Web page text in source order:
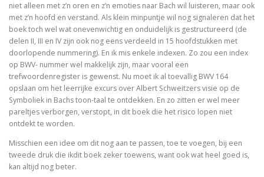
Dingen die verborgen waren
De omweg naar Santiago
Alkibiades
De schepping van de wereld
Luther de biografie
Holy Ignorance (La sainte ignorance)
niet alleen met z’n oren en z’n emoties naar Bach wil luisteren, maar ook
met z’n hoofd en verstand. Als klein minpuntje wil nog signaleren dat het
boek toch wel wat onevenwichtig en onduidelijk is gestructureerd (de
delen II, III en IV zijn ook nog eens verdeeld in 15 hoofdstukken met
doorlopende nummering). En ik mis enkele indexen. Zo zou een index
op BWV- nummer wel makkelijk zijn, maar vooral een
trefwoordenregister is gewenst. Nu moet ik al toevallig BWV 164
opslaan om het leerrijke excurs over Albert Schweitzers visie op de
Symboliek in Bachs toon-taal te ontdekken. En zo zitten er wel meer
pareltjes verborgen, verstopt, in dit boek die het risico lopen niet
ontdekt te worden.
Misschien een idee om dit nog aan te passen, toe te voegen, bij een
tweede druk die ikdit boek zeker toewens, want ook wat heel goed is,
kan altijd nog beter.